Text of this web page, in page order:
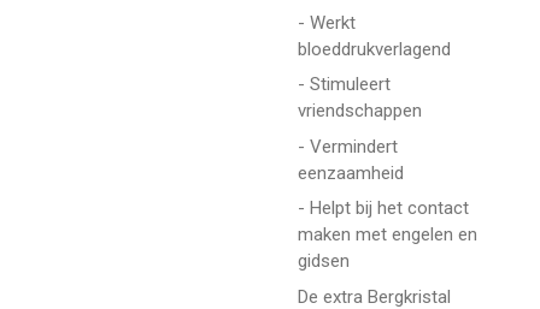
- Werkt
bloeddrukverlagend
- Stimuleert
vriendschappen
- Vermindert
eenzaamheid
- Helpt bij het contact
maken met engelen en
gidsen
De extra Bergkristal